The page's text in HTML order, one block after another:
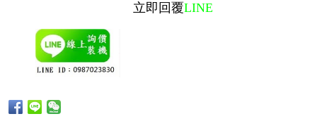
立即回覆LINE